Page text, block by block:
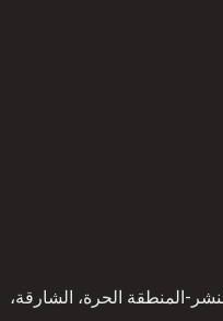
اﻟﻤﻨﻄﻘﺔ اﻟﺤﺮة، اﻟﺸﺎرﻗﺔ،